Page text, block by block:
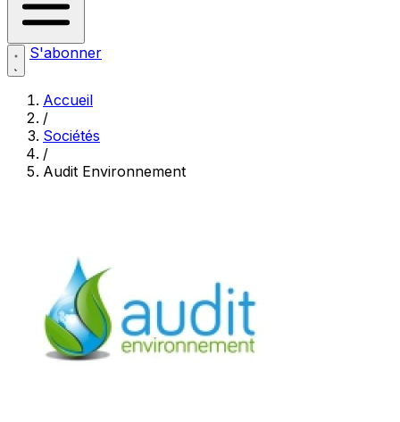
S'abonner
Accueil
/
Sociétés
/
Audit Environnement